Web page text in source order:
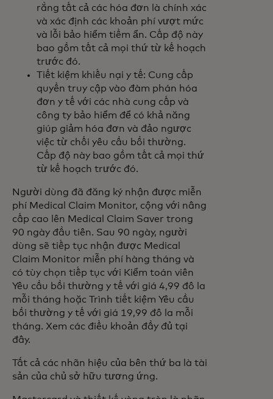
rằng tất cả các hóa đơn là chính xác
và xác định các khoản phí vượt mức
và lỗi bảo hiểm tiềm ẩn. Cấp độ này
bao gồm tất cả mọi thứ từ kế hoạch
trước đó.
Tiết kiệm khiếu nại y tế: Cung cấp
quyền truy cập vào đàm phán hóa
đơn y tế với các nhà cung cấp và
công ty bảo hiểm để có khả năng
giúp giảm hóa đơn và đảo ngược
việc từ chối yêu cầu bồi thường.
Cấp độ này bao gồm tất cả mọi thứ
từ kế hoạch trước đó.
Người dùng đã đăng ký nhận được miễn
phí Medical Claim Monitor, cộng với nâng
cấp cao lên Medical Claim Saver trong
90 ngày đầu tiên. Sau 90 ngày, người
dùng sẽ tiếp tục nhận được Medical
Claim Monitor miễn phí hàng tháng và
có tùy chọn tiếp tục với Kiểm toán viên
Yêu cầu bồi thường y tế với giá 4,99 đô la
mỗi tháng hoặc Trình tiết kiệm Yêu cầu
bồi thường y tế với giá 19,99 đô la mỗi
tháng. Xem các điều khoản đầy đủ tại
đây.
Tất cả các nhãn hiệu của bên thứ ba là tài
sản của chủ sở hữu tương ứng.